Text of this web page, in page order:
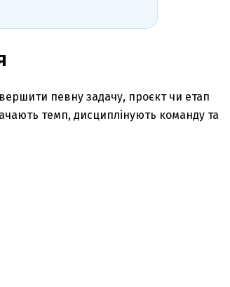
певну задачу, проєкт чи етап
темп, дисциплінують команду та